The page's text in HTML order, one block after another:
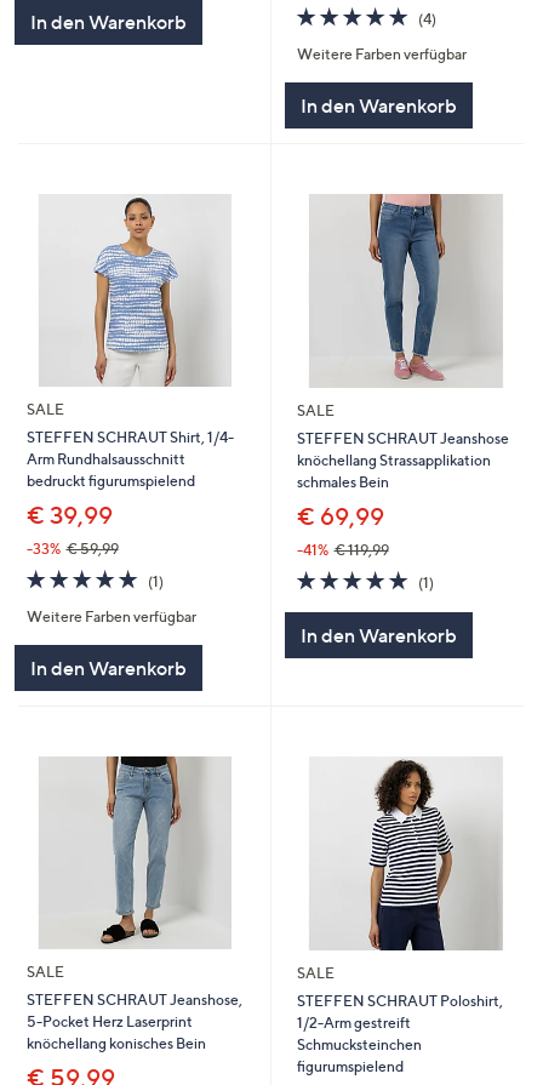
In den Warenkorb
5.0
von
5
(4)
Weitere Farben verfügbar
In den Warenkorb
SALE
STEFFEN SCHRAUT Shirt, 1/4-
Arm Rundhalsausschnitt
bedruckt figurumspielend
€ 39,99
-33% € 59,99
5.0
von
5
(1)1
Weitere Farben verfügbar
In den Warenkorb
SALE
STEFFEN SCHRAUT Jeanshose
knöchellang Strassapplikation
schmales Bein
€ 69,99
-41% € 119,99
5.0
von
(1)
In den Warenkorb
SALE
STEFFEN SCHRAUT Jeanshose,
5-Pocket Herz Laserprint
knöchellang konisches Bein
€ 59,99
SALE
STEFFEN SCHRAUT Poloshirt,
1/2-Arm gestreift
Schmucksteinchen
figurumspielend